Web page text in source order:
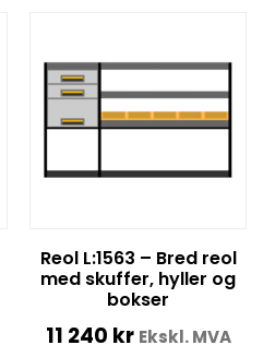
Reol L:1563 – Bred reol
med skuffer, hyller og
bokser
11 240 kr Ekskl. MVA